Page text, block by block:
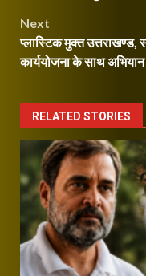
Next
प्लास्टिक मुक्त उत्तराखण्ड,
कार्ययोजना के साथ
RELATED STORIES